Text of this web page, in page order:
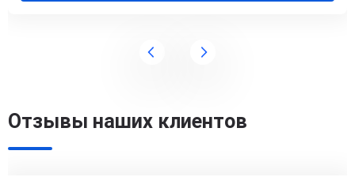
Отзывы наших клиентов